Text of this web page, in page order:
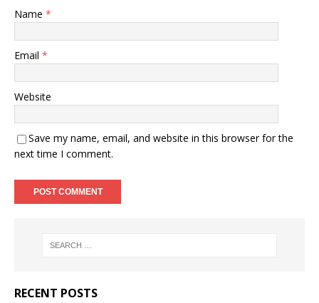
Name *
Email *
Website
Save my name, email, and website in this browser for the
next time I comment.
RECENT POSTS